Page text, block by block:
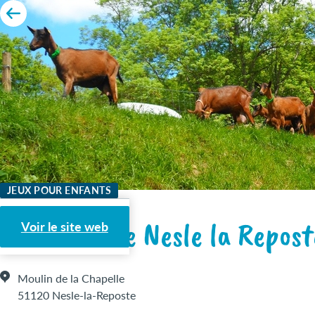
JEUX POUR ENFANTS
Voir le site web
Chèvrerie de Nesle la
Moulin de la Chapelle
51120 Nesle-la-Reposte